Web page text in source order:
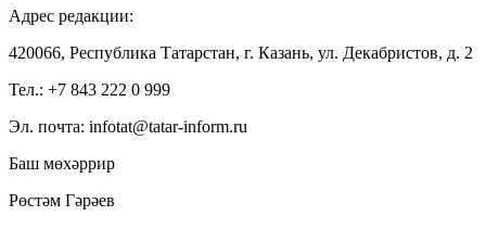
Адрес редакции:
420066, Республика Татарстан, г. Казань, ул. Декабристов, д. 2
Тел.: +7 843 222 0 999
Эл. почта: infotat@tatar-inform.ru
Баш мөхәррир
Рөстәм Гәрәев